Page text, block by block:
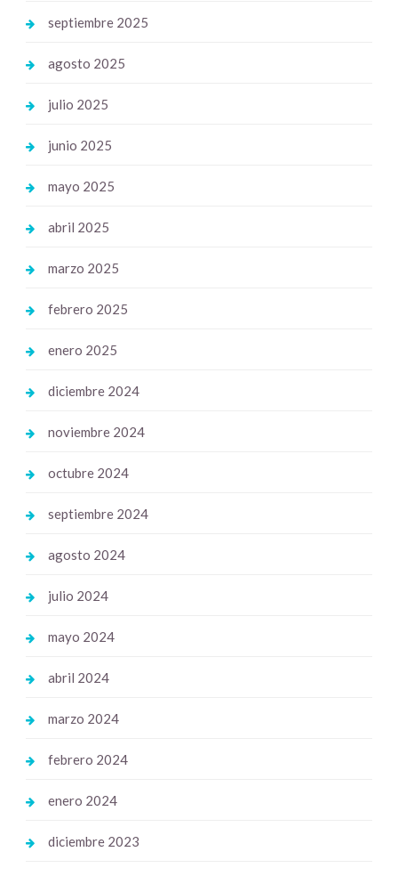
septiembre 2025
agosto 2025
julio 2025
junio 2025
mayo 2025
abril 2025
marzo 2025
febrero 2025
enero 2025
diciembre 2024
noviembre 2024
octubre 2024
septiembre 2024
agosto 2024
julio 2024
mayo 2024
abril 2024
marzo 2024
febrero 2024
enero 2024
diciembre 2023